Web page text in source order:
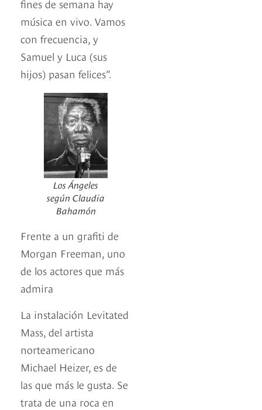
fines de semana hay
música en vivo. Vamos
con frecuencia, y
Samuel y Luca (sus
hijos) pasan felices”.
Los Ángeles
según Claudia
Bahamón
Frente a un grafiti de
Morgan Freeman, uno
de los actores que más
admira
La instalación Levitated
Mass, del artista
norteamericano
Michael Heizer, es de
las que más le gusta. Se
trata de una roca en